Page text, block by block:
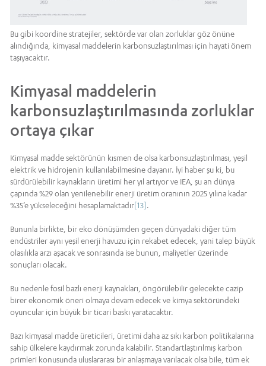
Bu gibi koordine stratejiler, sektörde var olan zorluklar göz önüne
alındığında, kimyasal maddelerin karbonsuzlaştırılması için hayati önem
taşıyacaktır.
Kimyasal maddelerin
karbonsuzlaştırılmasında zorluklar
ortaya çıkar
Kimyasal madde sektörünün kısmen de olsa karbonsuzlaştırılması, yeşil
elektrik ve hidrojenin kullanılabilmesine dayanır. İyi haber şu ki, bu
sürdürülebilir kaynakların üretimi her yıl artıyor ve IEA, şu an dünya
çapında %29 olan yenilenebilir enerji üretim oranının 2025 yılına kadar
%35’e yükseleceğini hesaplamaktadır[13].
Bununla birlikte, bir eko dönüşümden geçen dünyadaki diğer tüm
endüstriler aynı yeşil enerji havuzu için rekabet edecek, yani talep büyük
olasılıkla arzı aşacak ve sonrasında ise bunun, maliyetler üzerinde
sonuçları olacak.
Bu nedenle fosil bazlı enerji kaynakları, öngörülebilir gelecekte cazip
birer ekonomik öneri olmaya devam edecek ve kimya sektöründeki
oyuncular için büyük bir ticari baskı yaratacaktır.
Bazı kimyasal madde üreticileri, üretimi daha az sıkı karbon politikalarına
sahip ülkelere kaydırmak zorunda kalabilir. Standartlaştırılmış karbon
primleri konusunda uluslararası bir anlaşmaya varılacak olsa bile, tüm ek